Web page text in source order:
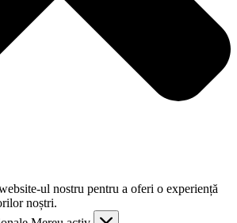
ul nostru pentru a oferi o experiență
noștri.